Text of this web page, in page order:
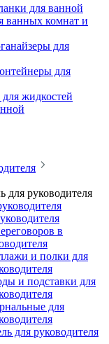
для ванной
ванных комнат и
для
для
жидкостей
для руководителя
в
и полки для
и подставки для
для
для руководителя